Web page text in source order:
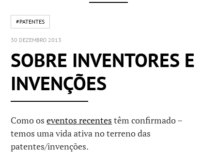
#PATENTES
30 DEZEMBRO 2013
SOBRE INVENTORES E
INVENÇÕES
Como oseventos recentes têm confirmado –
temos uma vida ativa no terreno das
patentes/invenções.